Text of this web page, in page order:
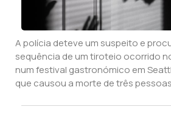
A polícia deteve um suspeito e
sequência de um tiroteio ocorrido
num festival gastronómico em
que causou a morte de três